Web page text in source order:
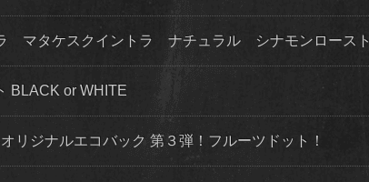
マタケスクイントラ ナチュラル シナモンロースト
BLACK or WHITE
リジナルエコバック 第３弾！フルーツドット！